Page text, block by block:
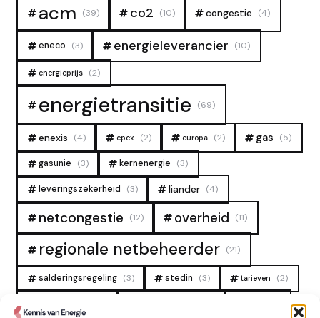
acm (39) co2 (10) congestie (4)
eneco (3) energieleverancier (10)
energieprijs (2)
energietransitie (69)
enexis (4) epex (2) europa (2) gas (5)
gasunie (3) kernenergie (3)
leveringszekerheid (3) liander (4)
netcongestie (12) overheid (11)
regionale netbeheerder (21)
salderingsregeling (3) stedin (3) tarieven (2)
tennet